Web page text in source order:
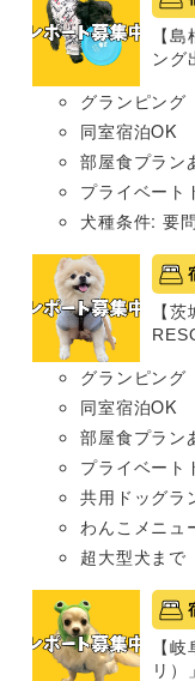
【
ング
グランピング
同室宿泊OK
部屋食プラン
プライベート
犬種条件: 要
【
グランピング
同室宿泊OK
部屋食プラン
プライベート
共用ドッグラ
わんこメニュ
超大型犬まで
【
リ）」